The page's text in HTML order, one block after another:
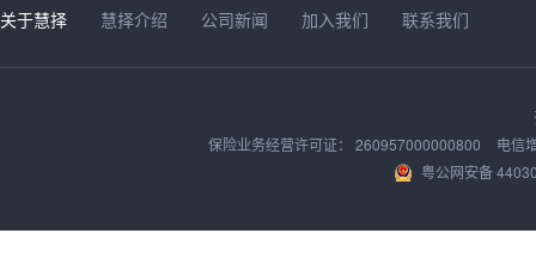
关于慧择
慧择介绍 公司新闻 加入我们 联系我们
保险业务经营许可证： 260957000000800
电信
粤公网安备